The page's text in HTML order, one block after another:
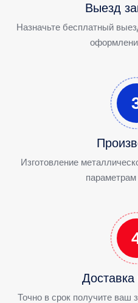
Выезд
Назначьте бесплатный
Изготовление
Точно в срок получите ваш